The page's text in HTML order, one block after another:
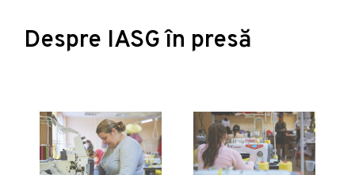
Despre IASG în presă